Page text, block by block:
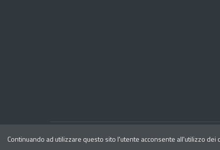
Privacy
Note legali
Continuando ad utilizzare questo sito l'utente acconsente all'utilizzo